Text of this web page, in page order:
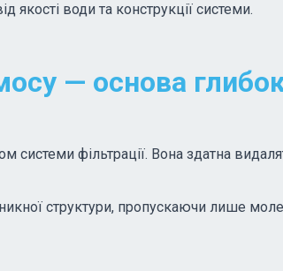
якості води та конструкції системи.
— основа
системи фільтрації. Вона здатна
структури, пропускаючи лише